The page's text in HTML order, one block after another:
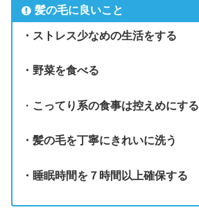
髪の毛に良いこと
・ストレス少なめの生活をする
・野菜を食べる
・ こってり系の食事は控えめにする
・髪の毛を丁寧にきれいに洗う
・睡眠時間を７時間以上確保する